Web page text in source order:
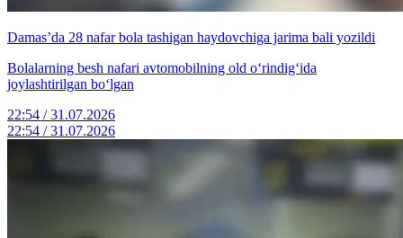
Damas’da 28 nafar bola tashigan haydovchiga jarima bali yozildi
Bolalarning besh nafari avtomobilning old o‘rindig‘ida
joylashtirilgan bo‘lgan
22:54 / 31.07.2026
22:54 / 31.07.2026